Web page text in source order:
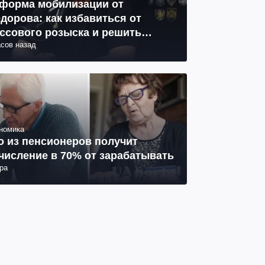
мобилизации от
как избавиться от
розыска и решить
СОЧ
назад
из пенсионеров получит
в 70% от зарабатывать